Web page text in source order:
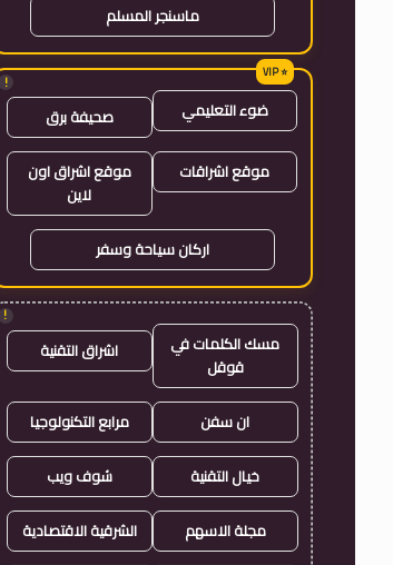
ماسنجر المسلم
!
ضوء التعليمي صحيفة برق
موقع اشراقات
موقع اشراق اون
لاين
اركان سياحة وسفر
!
مسك الكلمات في
قوقل
اشراق التقنية
ان سفن مرابع التكنولوجيا
خيال التقنية شوف ويب
مجلة الاسهم الشرقية الاقتصادية